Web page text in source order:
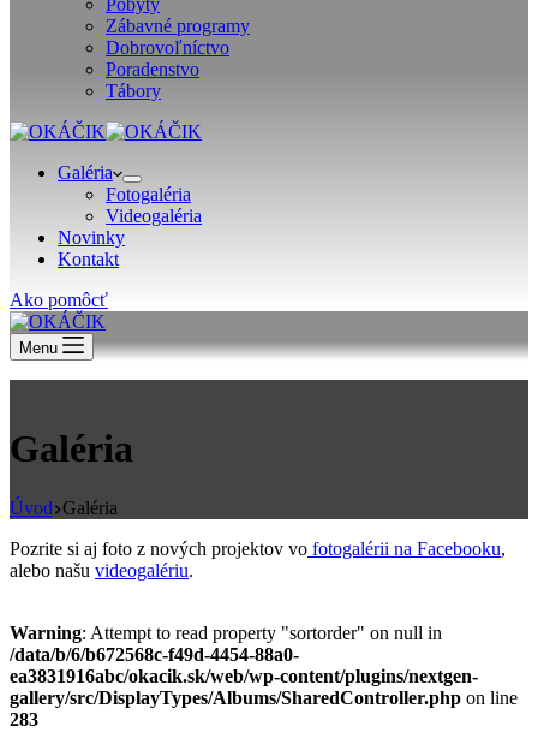
Pobyty
Zábavné programy
Dobrovoľníctvo
Poradenstvo
Tábory
Galéria
Fotogaléria
Videogaléria
Novinky
Kontakt
Ako pomôcť
Menu
Galéria
Úvod Galéria
Pozrite si aj foto z nových projektov vo fotogalérii na Facebooku,
alebo našu videogalériu.
Warning: Attempt to read property "sortorder" on null in
/data/b/6/b672568c-f49d-4454-88a0-
ea3831916abc/okacik.sk/web/wp-content/plugins/nextgen-
gallery/src/DisplayTypes/Albums/SharedController.php on line
283